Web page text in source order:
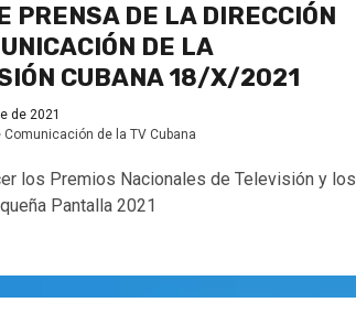
PRENSA DE LA DIRECCIÓN
DE LA
CUBANA 18/X/2021
de 2021
Comunicación de la TV Cubana
los Premios Nacionales de Televisión y los
Pantalla 2021